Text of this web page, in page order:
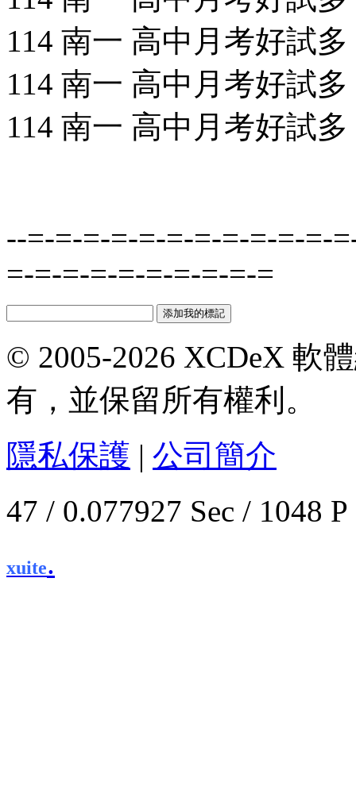
114 南一 高中月考好試
114 南一 高中月考好試
114 南一 高中月考好試
--=-=-=-=-=-=-=-=-=-=-=-
=-=-=-=-=-=-=-=-=-=
© 2005-2026 XCDeX 軟
有，並保留所有權利。
隱私保護 | 公司簡介
47 / 0.077927 Sec / 1048
xuite.